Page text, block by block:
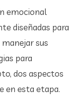
emocional
diseñadas para
sus
para
dos aspectos
en esta etapa.